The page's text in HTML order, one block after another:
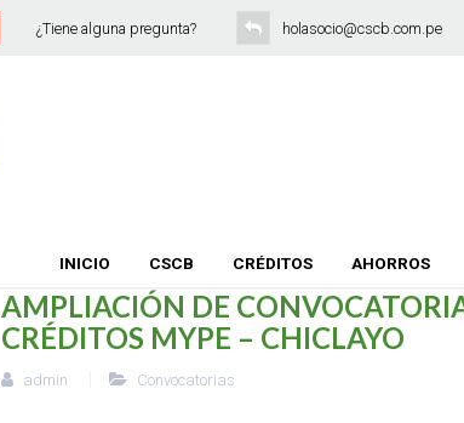
¿Tiene alguna pregunta? holasocio@cscb.com.pe
INICIO CSCB CRÉDITOS AHORROS
AMPLIACIÓN DE
CRÉDITOS MYPE – CHICLAYO
admin Convocatorias